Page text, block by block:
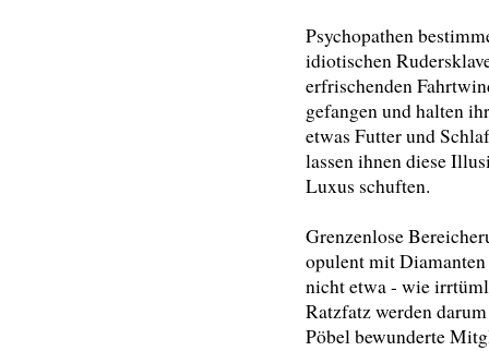
Psychopathen
idiotischen
erfrischenden
gefangen und halten
etwas Futter und
lassen ihnen diese
Luxus schuften.
Grenzenlose
opulent mit
nicht etwa - wie
Ratzfatz werden
Pöbel bewunderte